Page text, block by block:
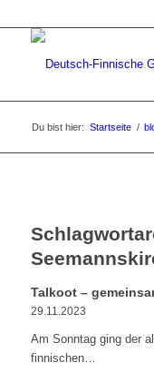
Du bist hier: Startseite /
Talkoot –
29.11.2023
Am Sonntag ging der
finnischen…